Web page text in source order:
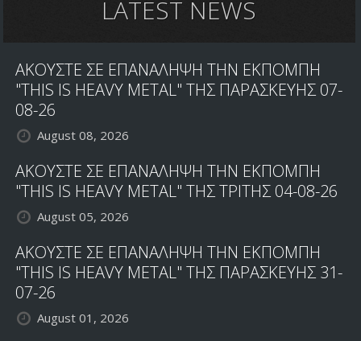
LATEST NEWS
ΑΚΟΥΣΤΕ ΣΕ ΕΠΑΝΑΛΗΨΗ ΤΗΝ ΕΚΠΟΜΠΗ
"THIS IS HEAVY METAL" ΤΗΣ ΠΑΡΑΣΚΕΥΗΣ 07-
08-26
August 08, 2026
ΑΚΟΥΣΤΕ ΣΕ ΕΠΑΝΑΛΗΨΗ ΤΗΝ ΕΚΠΟΜΠΗ
"THIS IS HEAVY METAL" ΤΗΣ ΤΡΙΤΗΣ 04-08-26
August 05, 2026
ΑΚΟΥΣΤΕ ΣΕ ΕΠΑΝΑΛΗΨΗ ΤΗΝ ΕΚΠΟΜΠΗ
"THIS IS HEAVY METAL" ΤΗΣ ΠΑΡΑΣΚΕΥΗΣ 31-
07-26
August 01, 2026